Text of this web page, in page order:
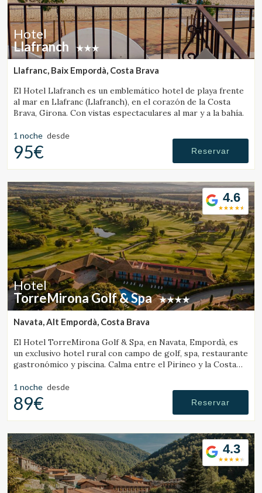
Hotel
Llafranch
Llafranc, Baix Empordà, Costa Brava
El Hotel Llafranch es un emblemático hotel de playa frente
al mar en Llafranc (Llafranch), en el corazón de la Costa
Brava, Girona. Con vistas espectaculares al mar y a la bahía.
1 noche desde
95€ Reservar
4.6
Hotel
TorreMirona Golf & Spa
Navata, Alt Empordà, Costa Brava
El Hotel TorreMirona Golf & Spa, en Navata, Empordà, es
un exclusivo hotel rural con campo de golf, spa, restaurante
gastronómico y piscina. Calma entre el Pirineo y la Costa
1 noche desde
89€ Reservar
4.3